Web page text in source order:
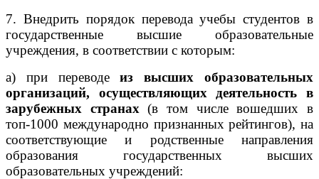
7. Внедрить порядок перевода учебы студентов в
государственные высшие образовательные
учреждения, в соответствии с которым:
а) при переводеиз высших образовательных
организаций, осуществляющих деятельность в
зарубежных странах (в том числе вошедших в
топ-1000 международно признанных рейтингов), на
соответствующие и родственные направления
образования государственных высших
образовательных учреждений: